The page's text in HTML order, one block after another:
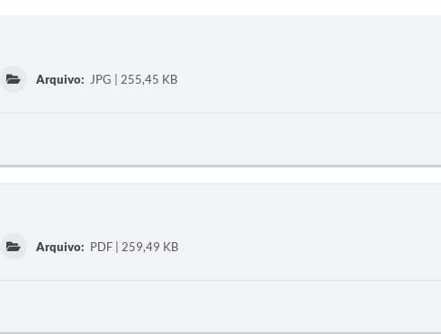
Arquivo: JPG | 255,45 KB
Arquivo: PDF | 259,49 KB